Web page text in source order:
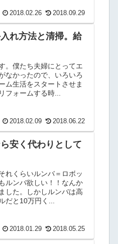
2018.02.26 2018.09.29
れ方法と清掃。給
。僕たち夫婦にとってエ
なかったので、いろいろ
ム生活をスタートさせま
フォームする時...
2018.02.09 2018.06.22
安く代わりとして
れくらいルンバ＝ロボッ
ルンバ欲しい！！なんか
した。しかしルンバは高
だと10万円く...
2018.01.29 2018.05.25